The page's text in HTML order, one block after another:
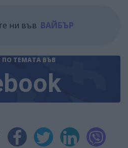
ни във ВАЙБЪР
ТЕМАТА ВЪВ